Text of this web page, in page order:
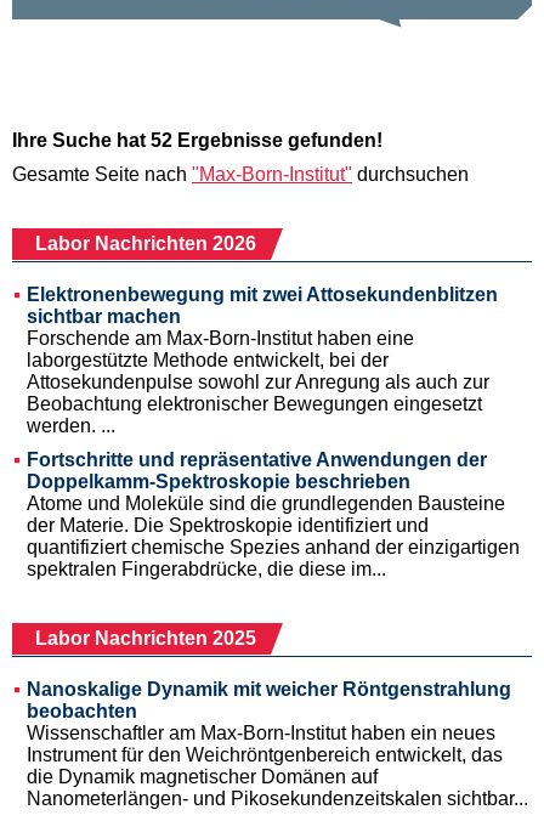
Ihre Suche hat 52 Ergebnisse gefunden!
Gesamte Seite nach "Max-Born-Institut" durchsuchen
Labor Nachrichten 2026
Elektronenbewegung mit zwei Attosekundenblitzen
sichtbar machen
Forschende am Max-Born-Institut haben eine
laborgestützte Methode entwickelt, bei der
Attosekundenpulse sowohl zur Anregung als auch zur
Beobachtung elektronischer Bewegungen eingesetzt
werden. ...
Fortschritte und repräsentative Anwendungen der
Doppelkamm-Spektroskopie beschrieben
Atome und Moleküle sind die grundlegenden Bausteine
der Materie. Die Spektroskopie identifiziert und
quantifiziert chemische Spezies anhand der einzigartigen
spektralen Fingerabdrücke, die diese im...
Labor Nachrichten 2025
Nanoskalige Dynamik mit weicher Röntgenstrahlung
beobachten
Wissenschaftler am Max-Born-Institut haben ein neues
Instrument für den Weichröntgenbereich entwickelt, das
die Dynamik magnetischer Domänen auf
Nanometerlängen- und Pikosekundenzeitskalen sichtbar...